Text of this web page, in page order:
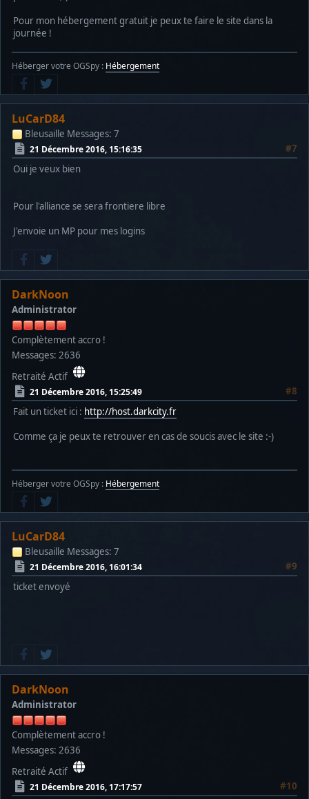
Pour mon hébergement gratuit je peux te faire le site dans la
journée !
Héberger votre OGSpy : Hébergement
LuCarD84
Bleusaille Messages: 7
21 Décembre 2016, 15:16:35
#7
Oui je veux bien
Pour l'alliance se sera frontiere libre
J'envoie un MP pour mes logins
DarkNoon
Administrator
Complètement accro !
Messages: 2636
Retraité Actif
21 Décembre 2016, 15:25:49
#8
Fait un ticket ici : http://host.darkcity.fr
Comme ça je peux te retrouver en cas de soucis avec le site :-)
Héberger votre OGSpy : Hébergement
LuCarD84
Bleusaille Messages: 7
21 Décembre 2016, 16:01:34
#9
ticket envoyé
DarkNoon
Administrator
Complètement accro !
Messages: 2636
Retraité Actif
21 Décembre 2016, 17:17:57
#10